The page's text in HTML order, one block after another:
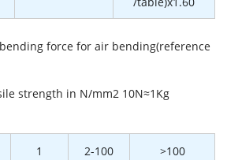
force for air bending(reference
strength in N/mm2 10N≈1Kg
1 2-100 >100